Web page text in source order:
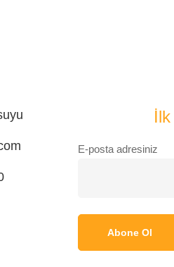
E-posta adresiniz